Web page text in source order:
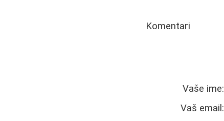
Komentari
Vaše ime:
Vaš email: